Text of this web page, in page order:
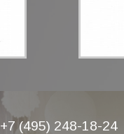
+7 (495) 248-18-24